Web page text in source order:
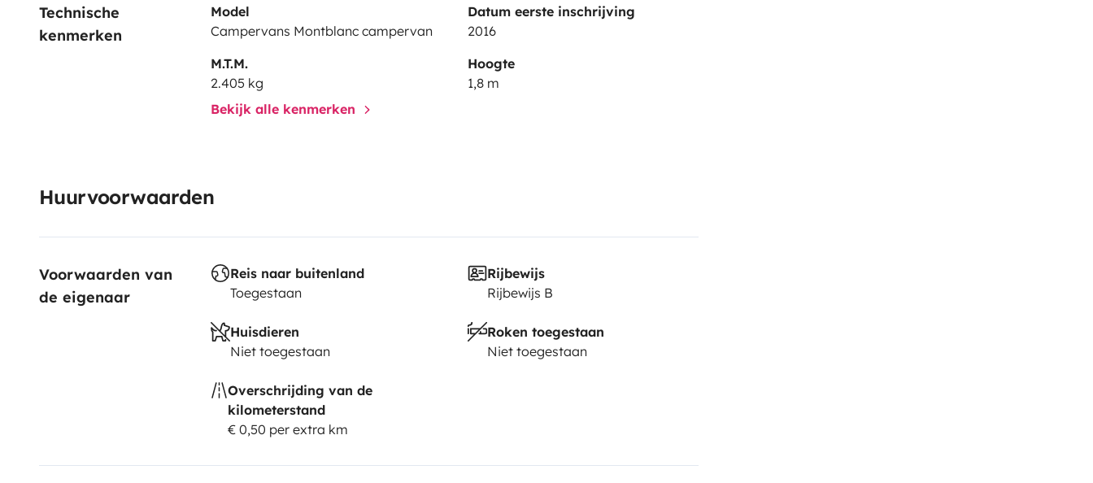
Technische
kenmerken
Model
Campervans Montblanc campervan
Datum eerste inschrijving
2016
M.T.M.
2.405 kg
Hoogte
1,8 m
Bekijk alle kenmerken
Huurvoorwaarden
Voorwaarden van
de eigenaar
Reis naar buitenland
Toegestaan
Rijbewijs
Rijbewijs B
Huisdieren
Niet toegestaan
Roken toegestaan
Niet toegestaan
Overschrijding van de
kilometerstand
€ 0,50 per extra km